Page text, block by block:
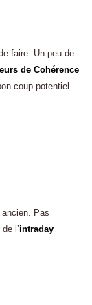
faire. Un peu de
de Cohérence
coup potentiel.
Pas
l’intraday